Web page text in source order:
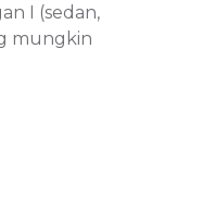
I (sedan,
mungkin